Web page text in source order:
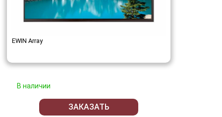
EWIN Array
В наличии
ЗАКАЗАТЬ